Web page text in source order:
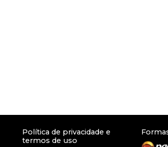
Política de privacidade e
termos de uso